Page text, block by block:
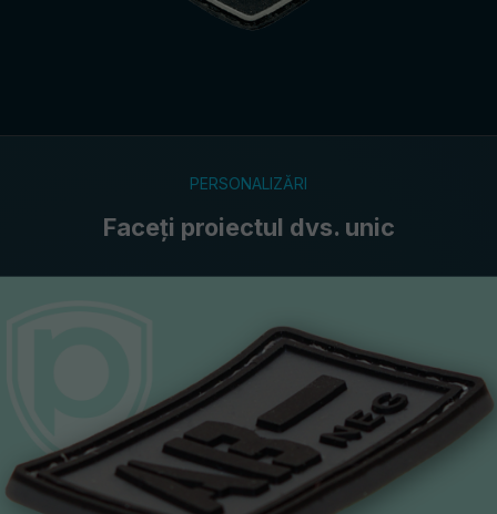
PERSONALIZĂRI
Faceți proiectul dvs. unic